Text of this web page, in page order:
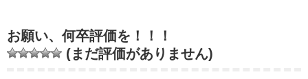
お願い、何卒評価を！！！
(まだ評価がありません)